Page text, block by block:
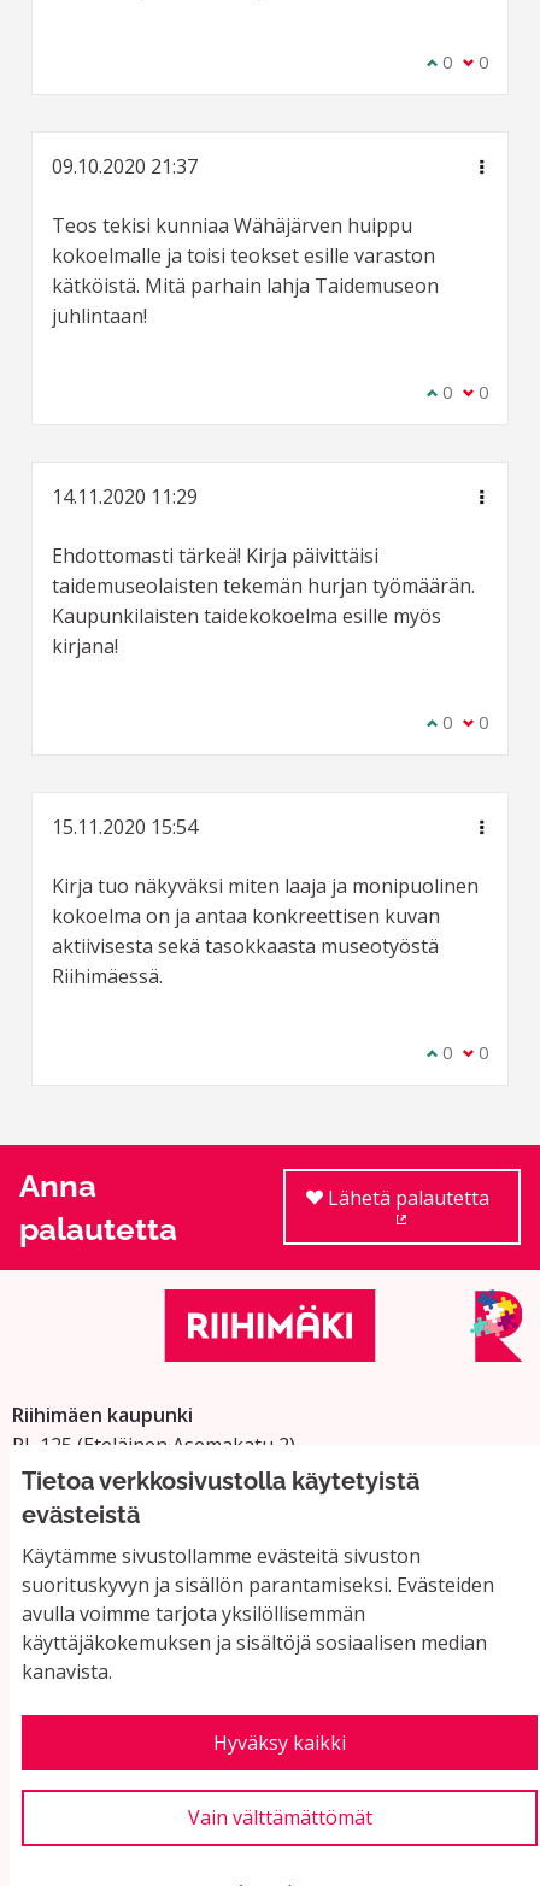
Tietoa verkkosivustolla käytetyistä
evästeistä
Käytämme sivustollamme evästeitä sivuston
suorituskyvyn ja sisällön parantamiseksi. Evästeiden
avulla voimme tarjota yksilöllisemmän
käyttäjäkokemuksen ja sisältöjä sosiaalisen median
kanavista.
Hyväksy kaikki
Vain välttämättömät
Olen samaa
0 Olen eri
0
09.10.2020 21:37
Teos tekisi kunniaa Wähäjärven huippu
kokoelmalle ja toisi teokset esille varaston
kätköistä. Mitä parhain lahja Taidemuseon
juhlintaan!
Olen samaa
0 Olen eri
0
14.11.2020 11:29
Ehdottomasti tärkeä! Kirja päivittäisi
taidemuseolaisten tekemän hurjan työmäärän.
Kaupunkilaisten taidekokoelma esille myös
kirjana!
Olen samaa
0 Olen eri
0
15.11.2020 15:54
Kirja tuo näkyväksi miten laaja ja monipuolinen
kokoelma on ja antaa konkreettisen kuvan
aktiivisesta sekä tasokkaasta museotyöstä
Riihimäessä.
Olen samaa
0 Olen eri
0
Anna
palautetta
Lähetä palautetta
Riihimäen kaupunki
PL 125 (Eteläinen Asemakatu 2)
11101 Riihimäki
Vaihde: 019 758 4000
Sähköpostiosoitteet:
etunimi.sukunimi@riihimaki.fi
Yhteystiedot ja usein kysyttyä
Käyttöehdot
Evästeasetukset